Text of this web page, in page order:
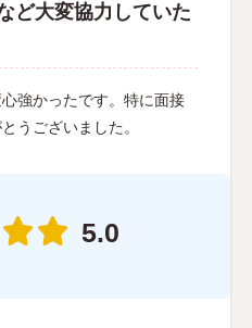
ど大変協力していた
強かったです。特に面接
うございました。
5.0